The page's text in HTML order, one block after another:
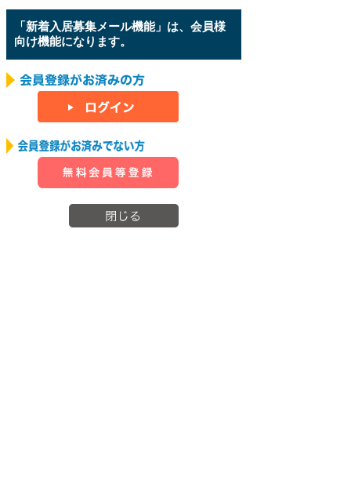
「新着入居募集メール機能」は、会員様
向け機能になります。